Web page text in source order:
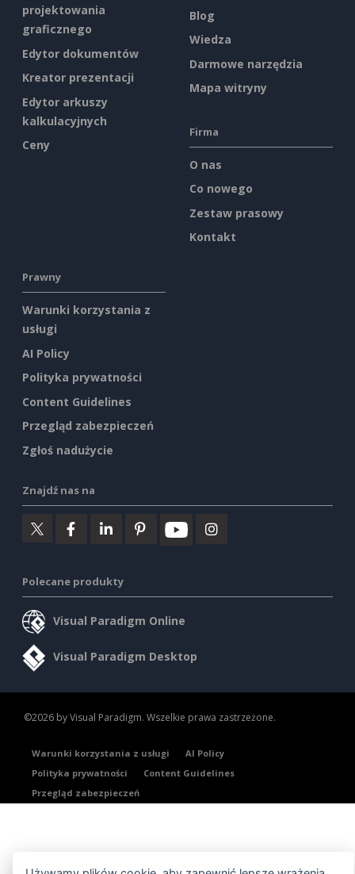
projektowania
graficznego
Edytor dokumentów
Kreator prezentacji
Edytor arkuszy
kalkulacyjnych
Ceny
Blog
Wiedza
Darmowe narzędzia
Mapa witryny
Firma
O nas
Co nowego
Zestaw prasowy
Kontakt
Prawny
Warunki korzystania z
usługi
AI Policy
Polityka prywatności
Content Guidelines
Przegląd zabezpieczeń
Zgłoś nadużycie
Znajdź nas na
Polecane produkty
Visual Paradigm Online
Visual Paradigm Desktop
©2026 by Visual Paradigm. Wszelkie prawa zastrzeżone.
Warunki korzystania z usługi
AI Policy
Polityka prywatności
Content Guidelines
Przegląd zabezpieczeń